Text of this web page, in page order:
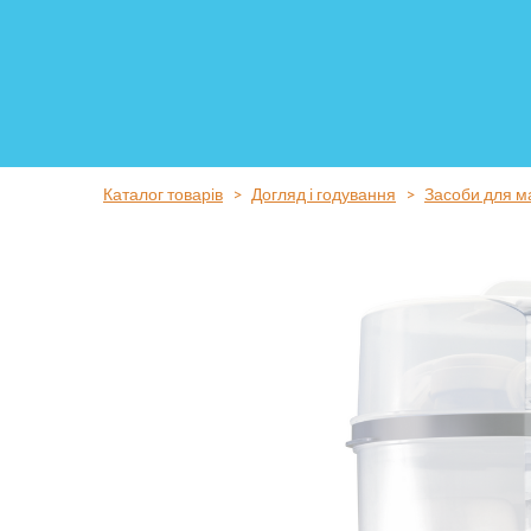
Каталог товарів Догляд і годування Засоби для